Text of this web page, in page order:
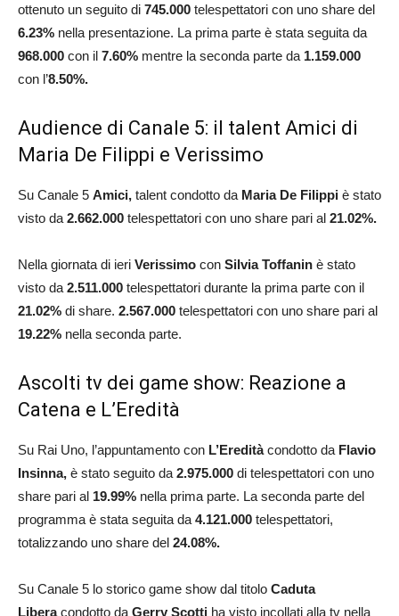
ottenuto un seguito di 745.000 telespettatori con uno share del
6.23% nella presentazione. La prima parte è stata seguita da
968.000 con il 7.60% mentre la seconda parte da 1.159.000
con l’8.50%.
Audience di Canale 5: il talent Amici di
Maria De Filippi e Verissimo
Su Canale 5 Amici, talent condotto da Maria De Filippi è stato
visto da 2.662.000 telespettatori con uno share pari al 21.02%.
Nella giornata di ieri Verissimo con Silvia Toffanin è stato
visto da 2.511.000 telespettatori durante la prima parte con il
21.02% di share. 2.567.000 telespettatori con uno share pari al
19.22% nella seconda parte.
Ascolti tv dei game show: Reazione a
Catena e L’Eredità
Su Rai Uno, l’appuntamento con L’Ereditàcondotto da Flavio
Insinna, è stato seguito da 2.975.000 di telespettatori con uno
share pari al 19.99% nella prima parte. La seconda parte del
programma è stata seguita da 4.121.000 telespettatori,
totalizzando uno share del 24.08%.
Su Canale 5 lo storico game show dal titolo Caduta
Liberacondotto da Gerry Scotti ha visto incollati alla tv nella